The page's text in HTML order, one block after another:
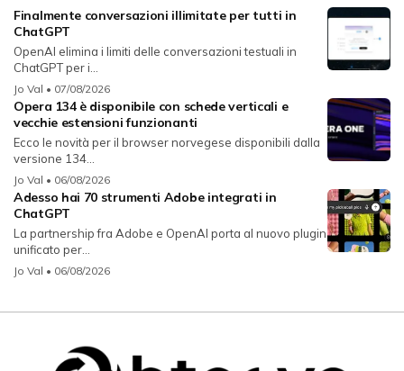
Finalmente conversazioni illimitate per tutti in
ChatGPT
OpenAI elimina i limiti delle conversazioni testuali in
ChatGPT per i...
Jo Val • 07/08/2026
Opera 134 è disponibile con schede verticali e
vecchie estensioni funzionanti
Ecco le novità per il browser norvegese disponibili dalla
versione 134...
Jo Val • 06/08/2026
Adesso hai 70 strumenti Adobe integrati in
ChatGPT
La partnership fra Adobe e OpenAI porta al nuovo plugin
unificato per...
Jo Val • 06/08/2026